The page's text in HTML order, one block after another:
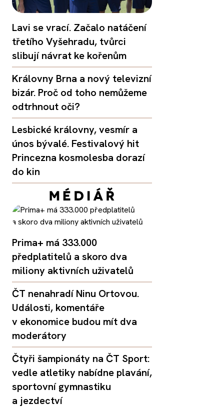
Lavi se vrací. Začalo natáčení
třetího Vyšehradu, tvůrci
slibují návrat ke kořenům
Královny Brna a nový televizní
bizár. Proč od toho nemůžeme
odtrhnout oči?
Lesbické královny, vesmír a
únos bývalé. Festivalový hit
Princezna kosmolesba dorazí
do kin
Prima+ má 333.000
předplatitelů a skoro dva
miliony aktivních uživatelů
ČT nenahradí Ninu Ortovou.
Události, komentáře
v ekonomice budou mít dva
moderátory
Čtyři šampionáty na ČT Sport:
vedle atletiky nabídne plavání,
sportovní gymnastiku
a jezdectví